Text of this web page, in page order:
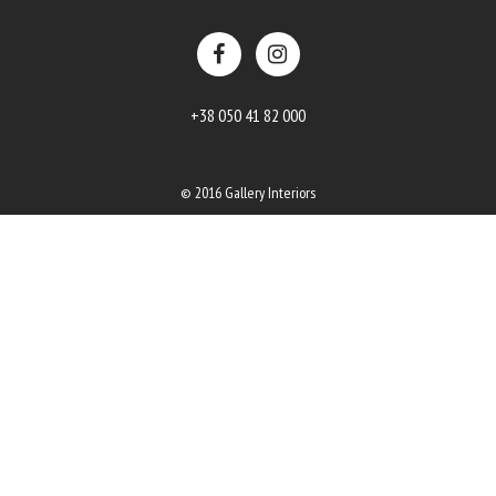
+38 050 41 82 000
© 2016 Gallery Interiors